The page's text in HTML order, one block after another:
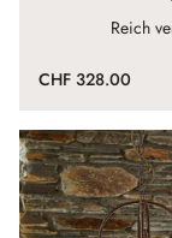
Reich
CHF 328.00